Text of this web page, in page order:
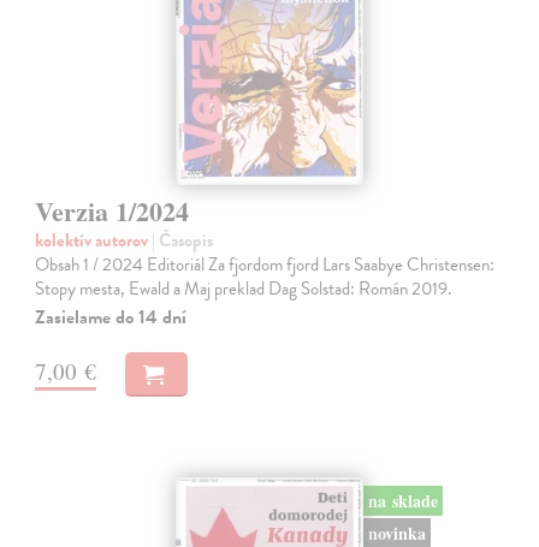
Verzia 1/2024
kolektív autorov| Časopis
Obsah 1 / 2024 Editoriál Za fjordom fjord Lars Saabye Christensen:
Stopy mesta, Ewald a Maj preklad Dag Solstad: Román 2019.
Zasielame do 14 dní
7,00 €
na sklade
novinka